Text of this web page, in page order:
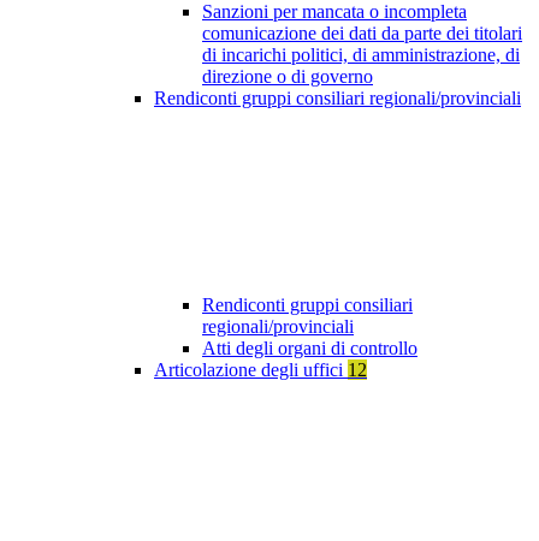
Sanzioni per mancata o incompleta
comunicazione dei dati da parte dei titolari
di incarichi politici, di amministrazione, di
direzione o di governo
Rendiconti gruppi consiliari regionali/provinciali
Rendiconti gruppi consiliari
regionali/provinciali
Atti degli organi di controllo
Articolazione degli uffici 12